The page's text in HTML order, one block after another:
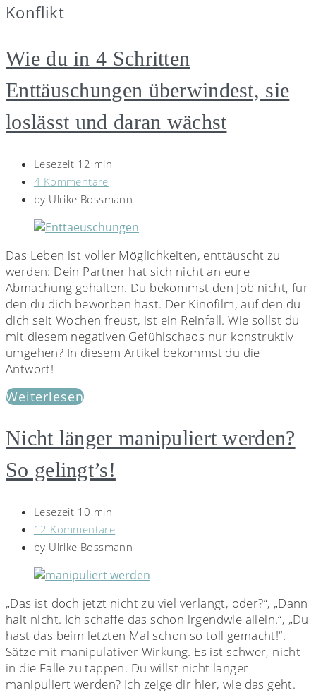
Konflikt
Wie du in 4 Schritten
Enttäuschungen überwindest, sie
loslässt und daran wächst
Lesezeit 12 min
4 Kommentare
by Ulrike Bossmann
Das Leben ist voller Möglichkeiten, enttäuscht zu
werden: Dein Partner hat sich nicht an eure
Abmachung gehalten. Du bekommst den Job nicht, für
den du dich beworben hast. Der Kinofilm, auf den du
dich seit Wochen freust, ist ein Reinfall. Wie sollst du
mit diesem negativen Gefühlschaos nur konstruktiv
umgehen? In diesem Artikel bekommst du die
Antwort!
Weiterlesen
Nicht länger manipuliert werden?
So gelingt’s!
Lesezeit 10 min
12 Kommentare
by Ulrike Bossmann
„Das ist doch jetzt nicht zu viel verlangt, oder?“, „Dann
halt nicht. Ich schaffe das schon irgendwie allein.“, „Du
hast das beim letzten Mal schon so toll gemacht!“.
Sätze mit manipulativer Wirkung. Es ist schwer, nicht
in die Falle zu tappen. Du willst nicht länger
manipuliert werden? Ich zeige dir hier, wie das geht.